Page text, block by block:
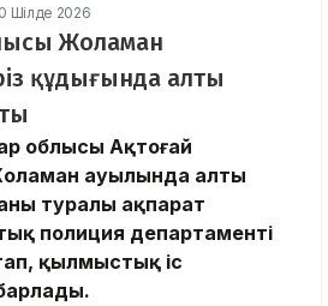
Шілде 2026
Жоламан
құдығында алты
облысы Ақтоғай
ауылында алты
туралы ақпарат
полиция департаменті
қылмыстық іс